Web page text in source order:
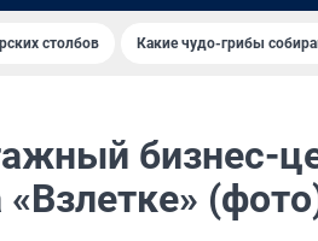
столбов Какие чудо-грибы
бизнес-